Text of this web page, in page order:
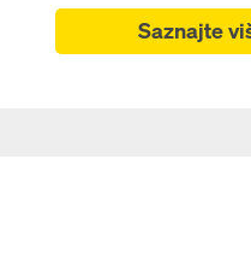
Saznajte